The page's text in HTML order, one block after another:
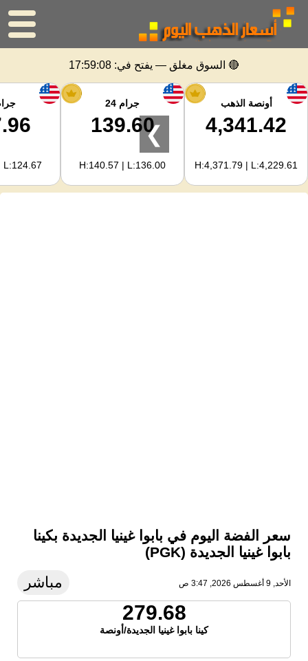
الرئيسية
سعر الذهب
اسعار الفضه
حاسبة الذهب
🔴 السوق مغلق — يفتح في: 17:59:08
أونصة الذهب
4,341.42
H:4,371.79 | L:4,229.61
جرام 24
139.60
H:140.57 | L:136.00
L:124.67
❯
سعر الفضة اليوم في بابوا غينيا الجديدة بكينا
بابوا غينيا الجديدة (PGK)
الأحد, 9 أغسطس 2026, 3:47 ص مباشر
279.68
كينا بابوا غينيا الجديدة/أونصة